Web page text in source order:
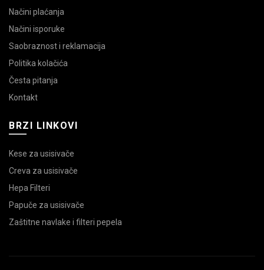
Načini plaćanja
Načini isporuke
Saobraznost i reklamacija
Politika kolačića
Česta pitanja
Kontakt
BRZI LINKOVI
Kese za usisivače
Creva za usisivače
Hepa Filteri
Papuče za usisivače
Zaštitne navlake i filteri pepela